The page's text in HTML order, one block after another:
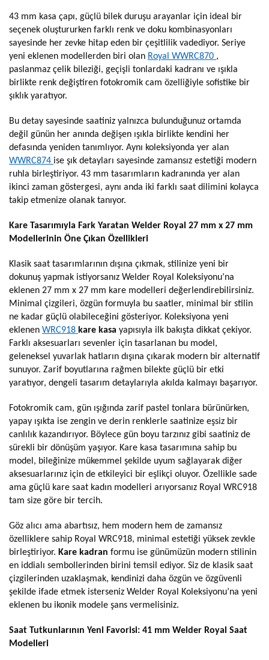
43 mm kasa çapı, güçlü bilek duruşu arayanlar için ideal bir
seçenek oluştururken farklı renk ve doku kombinasyonları
sayesinde her zevke hitap eden bir çeşitlilik vadediyor. Seriye
yeni eklenen modellerden biri olan Royal WWRC870 ,
paslanmaz çelik bileziği, geçişli tonlardaki kadranı ve ışıkla
birlikte renk değiştiren fotokromik cam özelliğiyle sofistike bir
şıklık yaratıyor.
Bu detay sayesinde saatiniz yalnızca bulunduğunuz ortamda
değil günün her anında değişen ışıkla birlikte kendini her
defasında yeniden tanımlıyor. Aynı koleksiyonda yer alan
WWRC874 ise şık detayları sayesinde zamansız estetiği modern
ruhla birleştiriyor. 43 mm tasarımların kadranında yer alan
ikinci zaman göstergesi, aynı anda iki farklı saat dilimini kolayca
takip etmenize olanak tanıyor.
Kare Tasarımıyla Fark Yaratan Welder Royal 27 mm x 27 mm
Modellerinin Öne Çıkan Özellikleri
Klasik saat tasarımlarının dışına çıkmak, stilinize yeni bir
dokunuş yapmak istiyorsanız Welder Royal Koleksiyonu’na
eklenen 27 mm x 27 mm kare modelleri değerlendirebilirsiniz.
Minimal çizgileri, özgün formuyla bu saatler, minimal bir stilin
ne kadar güçlü olabileceğini gösteriyor. Koleksiyona yeni
eklenen WRC918 kare kasa yapısıyla ilk bakışta dikkat çekiyor.
Farklı aksesuarları sevenler için tasarlanan bu model,
geleneksel yuvarlak hatların dışına çıkarak modern bir alternatif
sunuyor. Zarif boyutlarına rağmen bilekte güçlü bir etki
yaratıyor, dengeli tasarım detaylarıyla akılda kalmayı başarıyor.
Fotokromik cam, gün ışığında zarif pastel tonlara bürünürken,
yapay ışıkta ise zengin ve derin renklerle saatinize eşsiz bir
canlılık kazandırıyor. Böylece gün boyu tarzınız gibi saatiniz de
sürekli bir dönüşüm yaşıyor. Kare kasa tasarımına sahip bu
model, bileğinize mükemmel şekilde uyum sağlayarak diğer
aksesuarlarınız için de etkileyici bir eşlikçi oluyor. Özellikle sade
ama güçlü kare saat kadın modelleri arıyorsanız Royal WRC918
tam size göre bir tercih.
Göz alıcı ama abartısız, hem modern hem de zamansız
özelliklere sahip Royal WRC918, minimal estetiği yüksek zevkle
birleştiriyor. Kare kadran formu ise günümüzün modern stilinin
en iddialı sembollerinden birini temsil ediyor. Siz de klasik saat
çizgilerinden uzaklaşmak, kendinizi daha özgün ve özgüvenli
şekilde ifade etmek isterseniz Welder Royal Koleksiyonu’na yeni
eklenen bu ikonik modele şans vermelisiniz.
Saat Tutkunlarının Yeni Favorisi: 41 mm Welder Royal Saat
Modelleri